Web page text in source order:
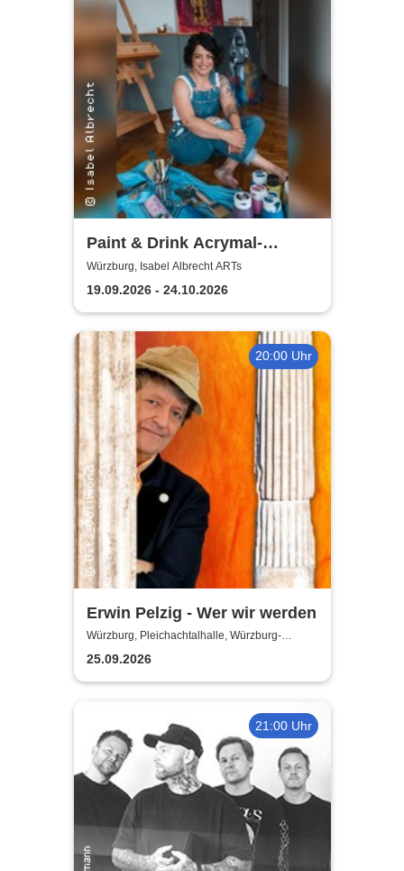
Paint & Drink Acrymal-
Workshop | Isabel Albrecht
ARTs
Würzburg, Isabel Albrecht ARTs
19.09.2026 - 24.10.2026
20:00 Uhr
Erwin Pelzig - Wer wir werden
Würzburg, Pleichachtalhalle, Würzburg-
Versbach
25.09.2026
21:00 Uhr